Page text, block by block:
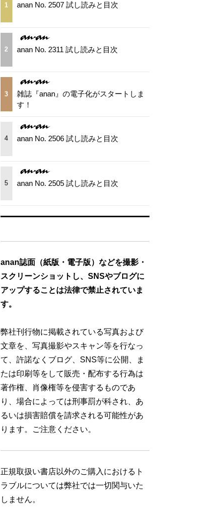
1 anan No. 2507 試し読みと目次
2 anan No. 2311 試し読みと目次
3
雑誌『anan』の電子化がスタートしま
す！
4 anan No. 2506 試し読みと目次
5 anan No. 2505 試し読みと目次
anan誌面（紙版・電子版）などを撮影・
スクリーンショットし、SNSやブログに
アップすることは法律で禁止されていま
す。
弊社刊行物に掲載されている写真および
文章を、写真撮影やスキャン等を行なっ
て、許諾なくブログ、SNS等に公開、ま
たは印刷等をして販売・配布する行為は
著作権、肖像権等を侵害するものであ
り、場合によっては刑事罰が科され、あ
るいは損害賠償を請求される可能性があ
ります。ご注意ください。
正規取扱い書店以外のご購入におけるト
ラブルについては弊社では一切関与いた
しません。